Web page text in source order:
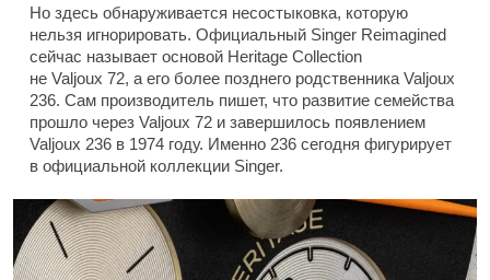
Но здесь обнаруживается несостыковка, которую
нельзя игнорировать. Официальный Singer Reimagined
сейчас называет основой Heritage Collection
не Valjoux 72, а его более позднего родственника Valjoux
236. Сам производитель пишет, что развитие семейства
прошло через Valjoux 72 и завершилось появлением
Valjoux 236 в 1974 году. Именно 236 сегодня фигурирует
в официальной коллекции Singer.